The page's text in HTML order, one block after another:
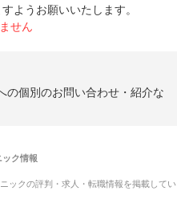
ようお願いいたします。
せん
の個別のお問い合わせ・紹介な
ック情報
ックの評判・求人・転職情報を掲載してい